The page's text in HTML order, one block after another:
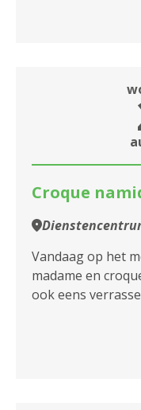
Croque
Vandaag op het
madame en
ook eens